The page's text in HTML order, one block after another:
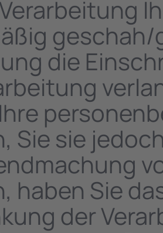
die
Sie sie
haben Sie
der